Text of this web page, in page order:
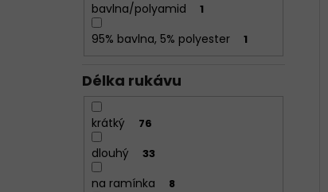
bavlna/polyamid 1
95% bavlna, 5% polyester 1
Délka rukávu
krátký 76
dlouhý 33
na ramínka 8